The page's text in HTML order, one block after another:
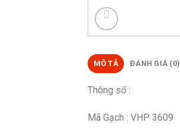
MÔ TẢ ĐÁNH GIÁ (0)
Thông số :
Mã Gạch : VHP 3609